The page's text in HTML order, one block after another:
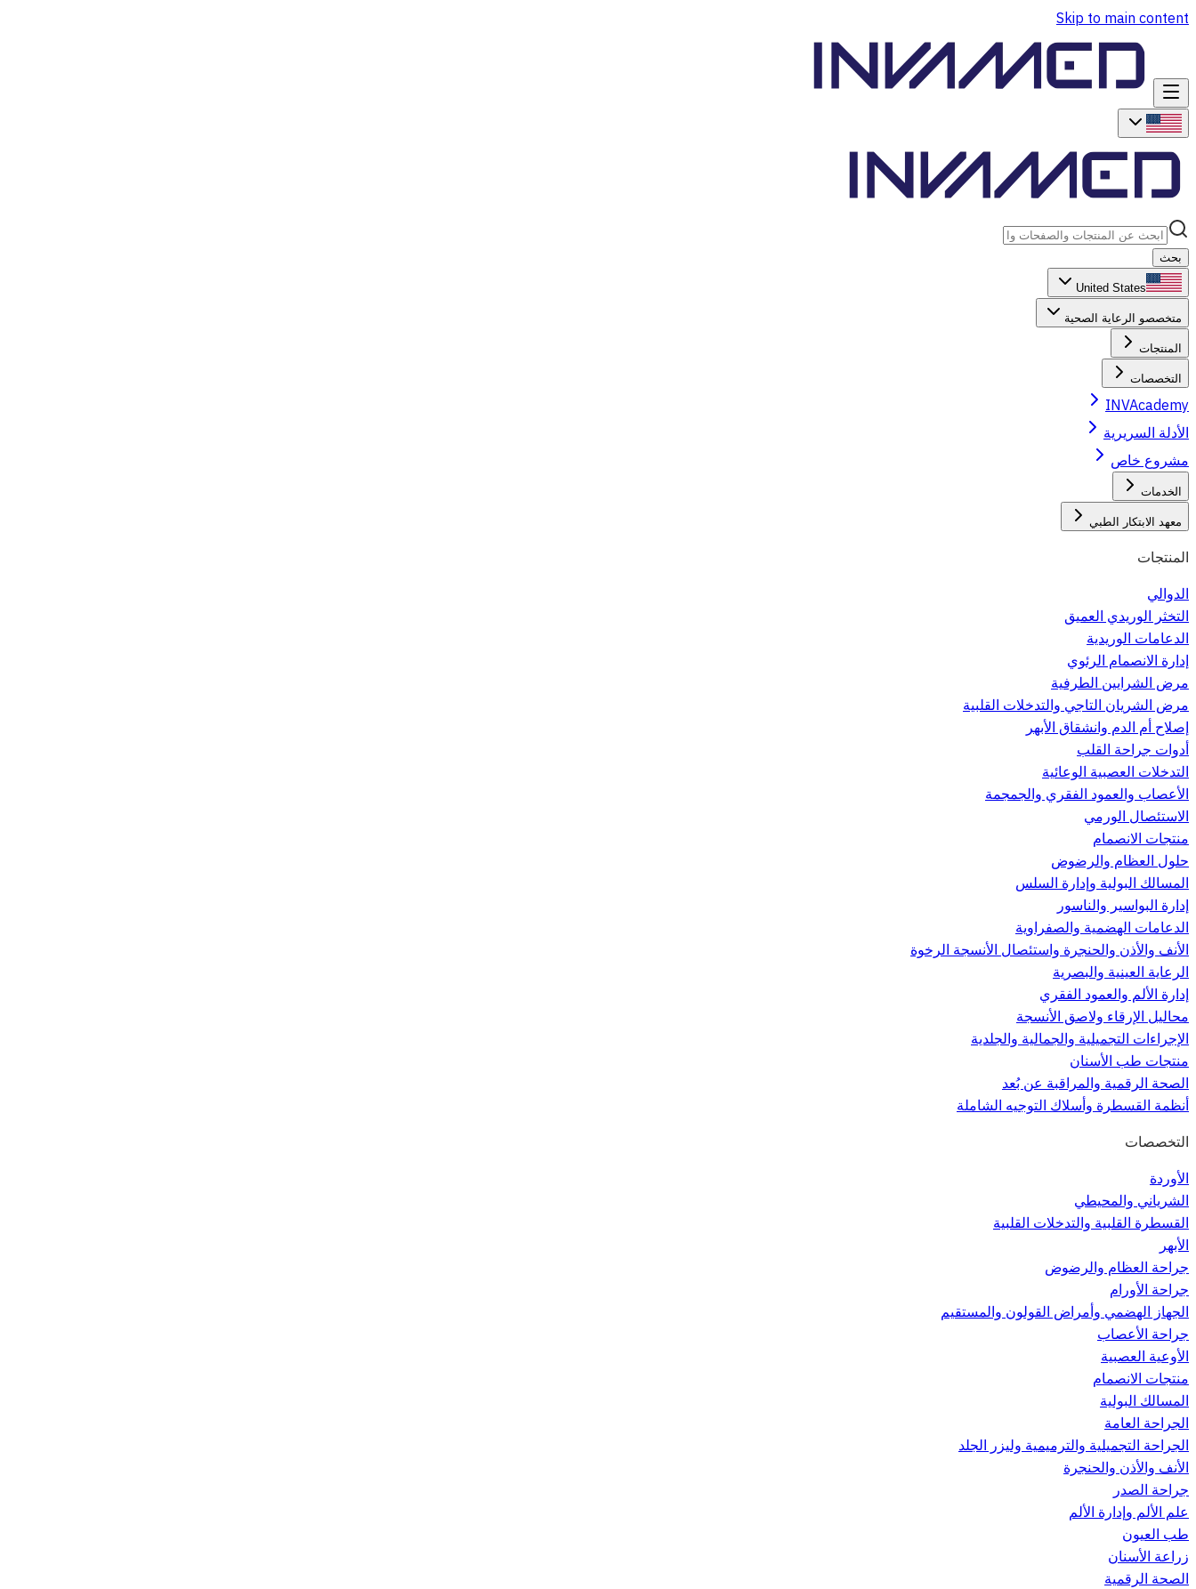
Skip to main content
بحث
United States
متخصصو الرعاية الصحية
المنتجات
التخصصات
INVAcademy
الأدلة السريرية
مشروع خاص
الخدمات
معهد الابتكار الطبي
المنتجات
الدوالي
التخثر الوريدي العميق
الدعامات الوريدية
إدارة الانصمام الرئوي
مرض الشرايين الطرفية
مرض الشريان التاجي والتدخلات القلبية
إصلاح أم الدم وانشقاق الأبهر
أدوات جراحة القلب
التدخلات العصبية الوعائية
الأعصاب والعمود الفقري والجمجمة
الاستئصال الورمي
منتجات الانصمام
حلول العظام والرضوض
المسالك البولية وإدارة السلس
إدارة البواسير والناسور
الدعامات الهضمية والصفراوية
الأنف والأذن والحنجرة واستئصال الأنسجة الرخوة
الرعاية العينية والبصرية
إدارة الألم والعمود الفقري
محاليل الإرقاء ولاصق الأنسجة
الإجراءات التجميلية والجمالية والجلدية
منتجات طب الأسنان
الصحة الرقمية والمراقبة عن بُعد
أنظمة القسطرة وأسلاك التوجيه الشاملة
التخصصات
الأوردة
الشرياني والمحيطي
القسطرة القلبية والتدخلات القلبية
الأبهر
جراحة العظام والرضوض
جراحة الأورام
الجهاز الهضمي وأمراض القولون والمستقيم
جراحة الأعصاب
الأوعية العصبية
منتجات الانصمام
المسالك البولية
الجراحة العامة
الجراحة التجميلية والترميمية وليزر الجلد
الأنف والأذن والحنجرة
جراحة الصدر
علم الألم وإدارة الألم
طب العيون
زراعة الأسنان
الصحة الرقمية